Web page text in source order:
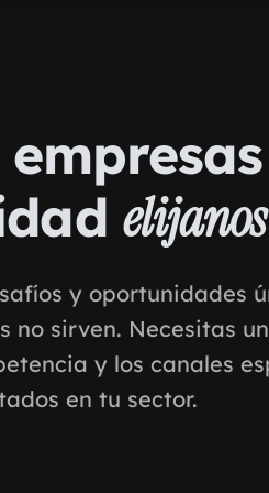
elijanos
y oportunidades
sirven. Necesitas
y los canales
en tu sector.